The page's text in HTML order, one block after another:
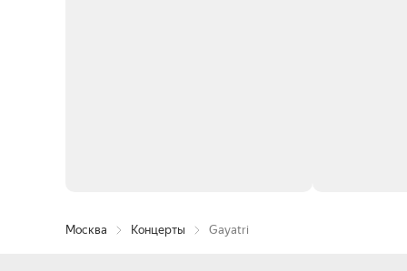
Москва Концерты Gayatri